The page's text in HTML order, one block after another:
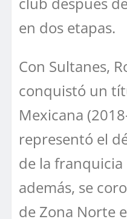
en dos etapas.
Con Sultanes,
conquistó un
Mexicana
representó el
de la
además, se
de Zona Norte